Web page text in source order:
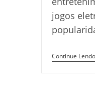
jogos
Continue Lendo